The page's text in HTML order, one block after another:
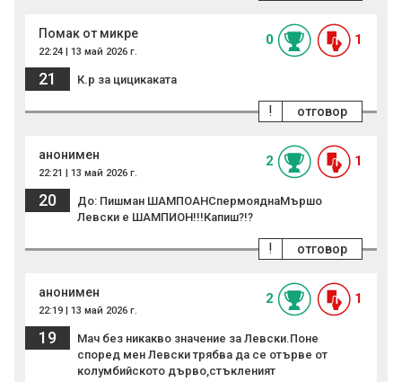
Помак от микре
22:24 | 13 май 2026 г.
0 1
21 К.р за цицикаката
отговор
!
анонимен
22:21 | 13 май 2026 г.
2 1
20
До: Пишман ШАМПОАНСпермояднаМършо
Левски е ШАМПИОН!!!Капиш?!?
отговор
!
анонимен
22:19 | 13 май 2026 г.
2 1
19
Мач без никакво значение за Левски.Поне
според мен Левски трябва да се отърве от
колумбийското дърво,стъкленият